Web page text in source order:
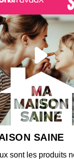
Une
Une
chez
Une
Unis
00:03:00
SAINE
sont les produits